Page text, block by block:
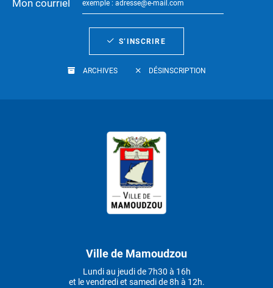
Mon courriel
S’INSCRIRE
ARCHIVES DÉSINSCRIPTION
Ville de Mamoudzou
Lundi au jeudi de 7h30 à 16h
et le vendredi et samedi de 8h à 12h.